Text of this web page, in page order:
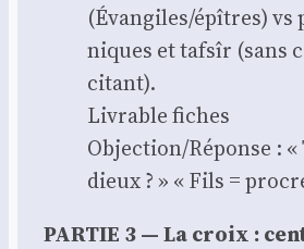
(Évangiles/épîtres) vs
niques et taf­sîr (sans
citant).
Livrable fiches
Objection/Réponse :
dieux ? » « Fils =
PARTIE 3 — La croix :